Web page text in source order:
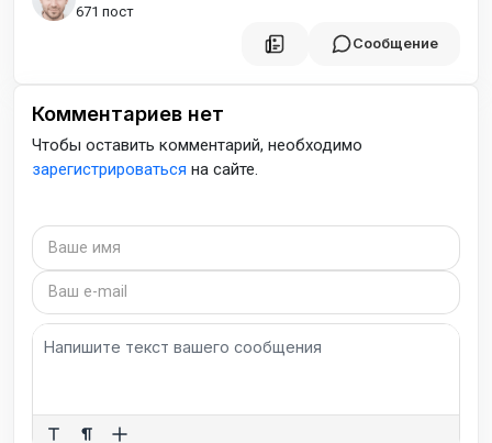
671 пост
Сообщение
Комментариев нет
Чтобы оставить комментарий, необходимо
зарегистрироваться на сайте.